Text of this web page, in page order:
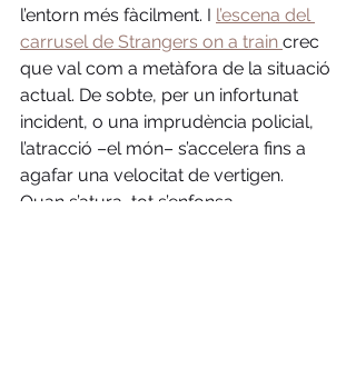
l’entorn més fàcilment. I l’escena del
carrusel de Strangers on a train crec
que val com a metàfora de la situació
actual. De sobte, per un infortunat
incident, o una imprudència policial,
l’atracció –el món– s’accelera fins a
agafar una velocitat de vertigen.
Quan s’atura, tot s’enfonsa.